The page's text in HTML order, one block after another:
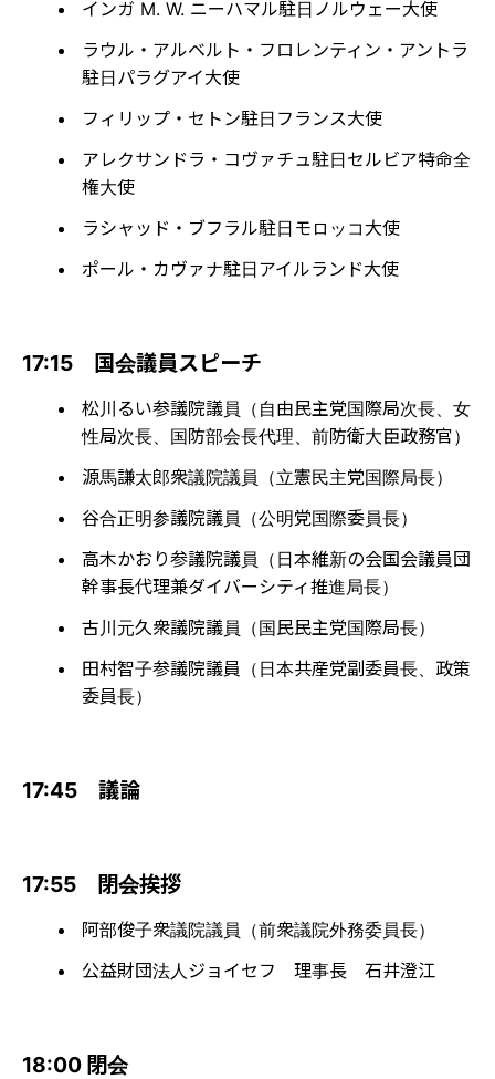
インガ M. W. ニーハマル駐日ノルウェー大使
ラウル・アルベルト・フロレンティン・アントラ
駐日パラグアイ大使
フィリップ・セトン駐日フランス大使
アレクサンドラ・コヴァチュ駐日セルビア特命全
権大使
ラシャッド・ブフラル駐日モロッコ大使
ポール・カヴァナ駐日アイルランド大使
17:15 国会議員スピーチ
松川るい参議院議員（自由民主党国際局次長、女
性局次長、国防部会長代理、前防衛大臣政務官）
源馬謙太郎衆議院議員（立憲民主党国際局長）
谷合正明参議院議員（公明党国際委員長）
高木かおり参議院議員（日本維新の会国会議員団
幹事長代理兼ダイバーシティ推進局長）
古川元久衆議院議員（国民民主党国際局長）
田村智子参議院議員（日本共産党副委員長、政策
委員長）
17:45 議論
17:55 閉会挨拶
阿部俊子衆議院議員（前衆議院外務委員長）
公益財団法人ジョイセフ 理事長 石井澄江
18:00 閉会